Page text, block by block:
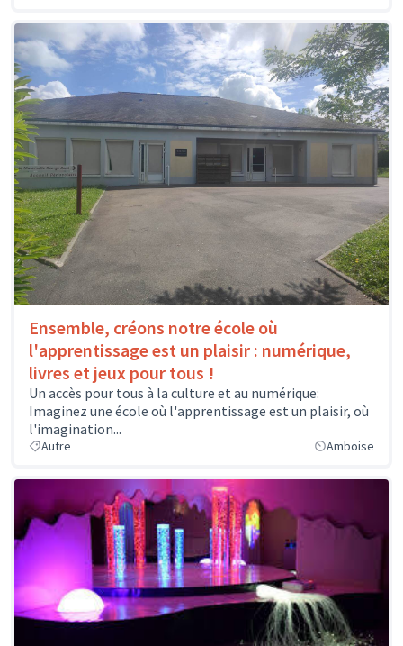
Ensemble, créons notre école où
l'apprentissage est un plaisir : numérique,
livres et jeux pour tous !
Un accès pour tous à la culture et au numérique:
Imaginez une école où l'apprentissage est un plaisir, où
l'imagination...
Autre Amboise